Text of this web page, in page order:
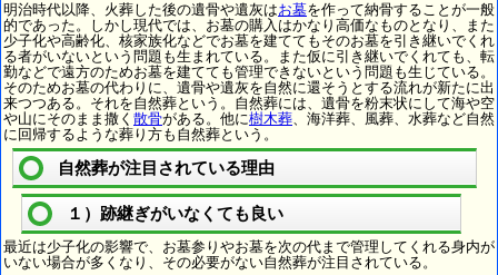
明治時代以降、火葬した後の遺骨や遺灰はお墓を作って納骨することが一般
的であった。しかし現代では、お墓の購入はかなり高価なものとなり、また
少子化や高齢化、核家族化などでお墓を建ててもそのお墓を引き継いでくれ
る者がいないという問題も生まれている。また仮に引き継いでくれても、転
勤などで遠方のためお墓を建てても管理できないという問題も生じている。
そのためお墓の代わりに、遺骨や遺灰を自然に還そうとする流れが新たに出
来つつある。それを自然葬という。自然葬には、遺骨を粉末状にして海や空
や山にそのまま撒く 散骨がある。他に樹木葬、海洋葬、風葬、水葬など自然
に回帰するような葬り方も自然葬という。
自然葬が注目されている理由
１）跡継ぎがいなくても良い
最近は少子化の影響で、お墓参りやお墓を次の代まで管理してくれる身内が
いない場合が多くなり、その必要がない自然葬が注目されている。